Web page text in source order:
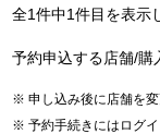
全1件中1件目を表示
予約申込する店舗/購
申し込み後に店舗を
予約手続きにはログイ